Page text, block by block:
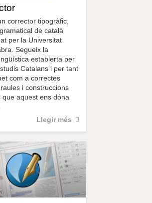
corrector tipogràfic,
de català
per la Universitat
Segueix la
establerta per
Catalans i per tant
com a correctes
i construccions
que aquest ens dóna
Llegir més